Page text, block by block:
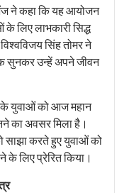
ने कहा कि यह आयोजन
के लिए लाभकारी सिद्ध
सिंह तोमर ने
सुनकर उन्हें अपने जीवन
युवाओं को आज महान
का अवसर मिला है।
साझा करते हुए युवाओं को
के लिए प्रेरित किया।